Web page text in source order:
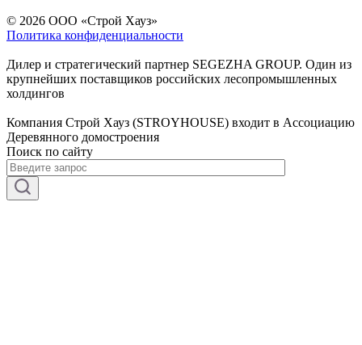
© 2026 ООО «Строй Хауз»
Политика конфиденциальности
Дилер и стратегический партнер SEGEZHA GROUP. Один из
крупнейших поставщиков российских лесопромышленных
холдингов
Компания Строй Хауз (STROYHOUSE) входит в Ассоциацию
Деревянного домостроения
Поиск по сайту